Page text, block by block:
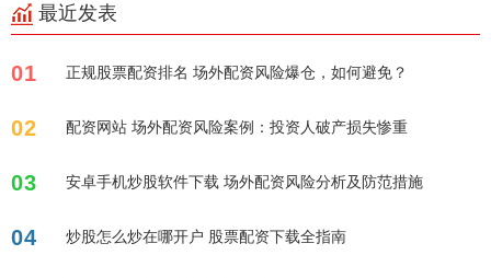
最近发表
01 正规股票配资排名 场外配资风险爆仓，如何避免？
02 配资网站 场外配资风险案例：投资人破产损失惨重
03 安卓手机炒股软件下载 场外配资风险分析及防范措施
04 炒股怎么炒在哪开户 股票配资下载全指南